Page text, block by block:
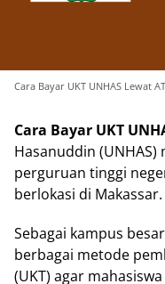
Cara Bayar UKT UNHAS Lewat
Cara Bayar UKT
Hasanuddin
perguruan tinggi
berlokasi di Makassar.
Sebagai kampus
berbagai metode
(UKT) agar